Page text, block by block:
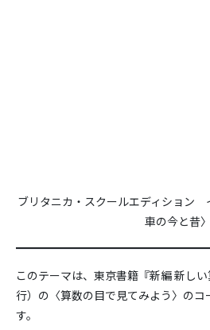
ブリタニカ・スクールエディション
車の今と昔〉
このテーマは、東京書籍『新編 新し
行）の〈算数の目で見てみよう〉のコ
す。